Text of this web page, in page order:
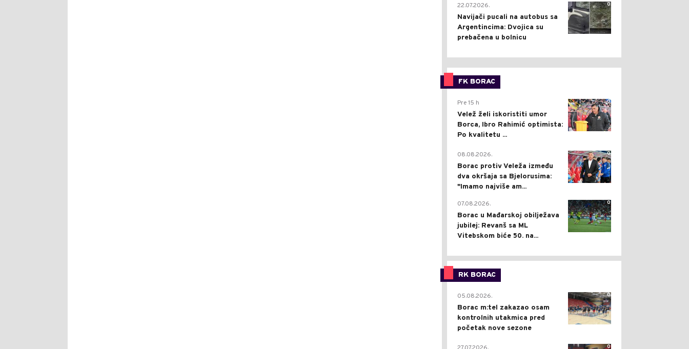
0
22.07.2026.
Navijači pucali na autobus sa
Argentincima: Dvojica su
prebačena u bolnicu
FK BORAC
0
Pre 15 h
Velež želi iskoristiti umor
Borca, Ibro Rahimić optimista:
Po kvalitetu ...
0
08.08.2026.
Borac protiv Veleža između
dva okršaja sa Bjelorusima:
"Imamo najviše am...
0
07.08.2026.
Borac u Mađarskoj obilježava
jubilej: Revanš sa ML
Vitebskom biće 50. na...
RK BORAC
0
05.08.2026.
Borac m:tel zakazao osam
kontrolnih utakmica pred
početak nove sezone
0